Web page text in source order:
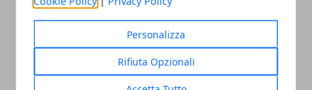
Personalizza
Rifiuta Opzionali
ARTICOLI CORRELATI